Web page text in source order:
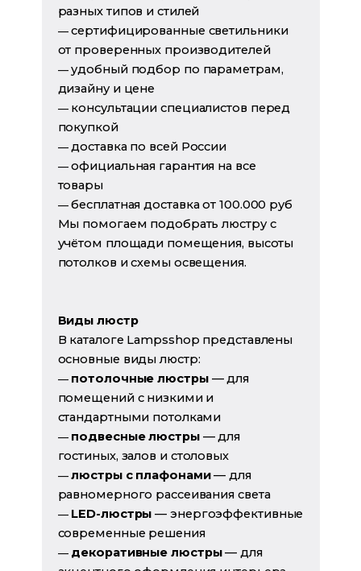
разных типов и стилей
—сертифицированные светильники
от проверенных производителей
—удобный подбор по параметрам,
дизайну и цене
— консультации специалистов перед
покупкой
— доставка по всей России
—официальная гарантия на все
товары
—бесплатная доставка от 100.000 руб
Мы помогаем подобрать люстру с
учётом площади помещения, высоты
потолков и схемы освещения.
Виды люстр
В каталоге Lampsshop представлены
основные виды люстр:
— потолочные люстры— для
помещений с низкими и
стандартными потолками
— подвесные люстры— для
гостиных, залов и столовых
—люстры с плафонами— для
равномерного рассеивания света
— LED-люстры — энергоэффективные
современные решения
— декоративные люстры— для